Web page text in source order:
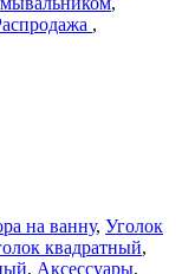
,
на ванну, Уголок
квадратный,
, Аксессуары,